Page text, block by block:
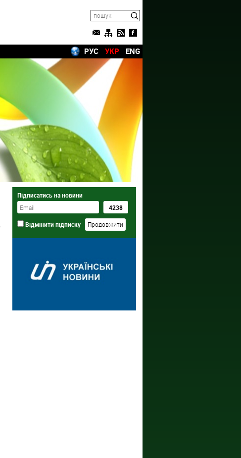
РУС УКР ENG
Підписатись на новини
Відмінити підписку